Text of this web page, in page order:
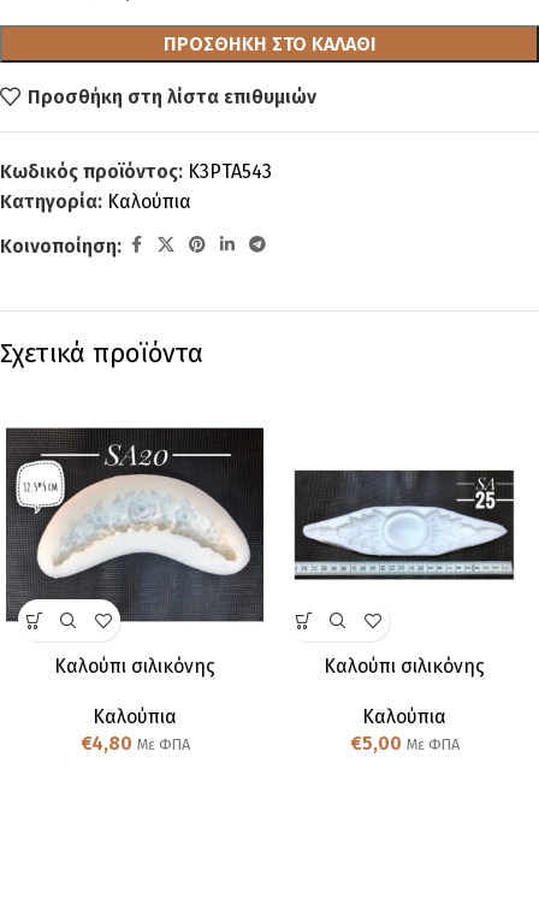
ΠΡΟΣΘΉΚΗ ΣΤΟ ΚΑΛΆΘΙ
Προσθήκη στη λίστα επιθυμιών
Κωδικός προϊόντος: K3PTA543
Κατηγορία: Καλούπια
Κοινοποίηση:
Σχετικά προϊόντα
Καλούπι σιλικόνης
Καλούπια
€4,80 Με ΦΠΑ
Καλούπι σιλικόνης
Καλούπια
€5,00 Με ΦΠΑ